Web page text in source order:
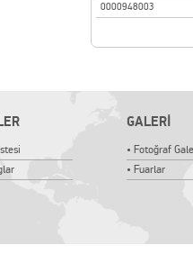
0000948003
GALERİ
• Fotoğraf
• Fuarlar